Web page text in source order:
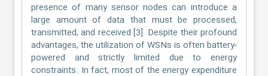
presence of many sensor nodes can introduce a
large amount of data that must be processed,
transmitted, and received [3]. Despite their profound
advantages, the utilization of WSNs is often battery-
powered and strictly limited due to energy
constraints. In fact, most of the energy expenditure